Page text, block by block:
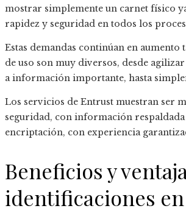
mostrar simplemente un carnet físico
rapidez y seguridad en todos los
Estas demandas continúan en aumento
de uso son muy diversos, desde
a información importante, hasta
Los servicios de Entrust muestran ser
seguridad, con información respaldada
encriptación, con experiencia
Beneficios y
identificaciones